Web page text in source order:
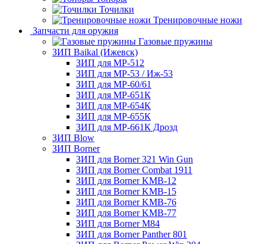
Точилки
Тренировочные ножи
Запчасти для оружия
Газовые пружины
ЗИП Baikal (Ижевск)
ЗИП для МР-512
ЗИП для МР-53 / Иж-53
ЗИП для МР-60/61
ЗИП для МР-651К
ЗИП для МР-654К
ЗИП для МР-655К
ЗИП для МР-661К Дрозд
ЗИП Blow
ЗИП Borner
ЗИП для Borner 321 Win Gun
ЗИП для Borner Combat 1911
ЗИП для Borner KMB-12
ЗИП для Borner KMB-15
ЗИП для Borner KMB-76
ЗИП для Borner KMB-77
ЗИП для Borner M84
ЗИП для Borner Panther 801